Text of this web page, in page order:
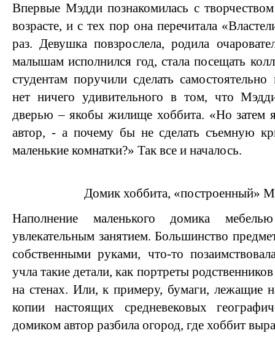
Впервые Мэдди познакомилась с
возрасте, и с тех пор она перечитала
раз. Девушка повзрослела, родила
малышам исполнился год, стала посещать
студентам поручили сделать
нет ничего удивительного в том, что
дверью – якобы жилище хоббита. «Но затем я
автор, - а почему бы не сделать съемную
маленькие комнатки?» Так все и началось.
Домик хоббита, «построенный»
Наполнение маленького домика
увлекательным занятием. Большинство
собственными руками, что-то
учла такие детали, как портреты
на стенах. Или, к примеру, бумаги, лежащие
копии настоящих средневековых
домиком автор разбила огород, где хоббит